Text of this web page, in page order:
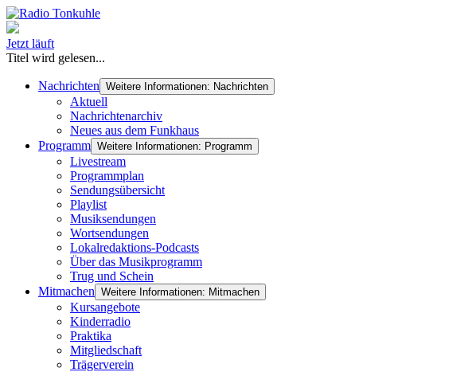
Jetzt läuft
Titel wird gelesen...
Nachrichten Weitere Informationen: Nachrichten
Aktuell
Nachrichtenarchiv
Neues aus dem Funkhaus
Programm Weitere Informationen: Programm
Livestream
Programmplan
Sendungsübersicht
Playlist
Musiksendungen
Wortsendungen
Lokalredaktions-Podcasts
Über das Musikprogramm
Trug und Schein
Mitmachen Weitere Informationen: Mitmachen
Kursangebote
Kinderradio
Praktika
Mitgliedschaft
Trägerverein